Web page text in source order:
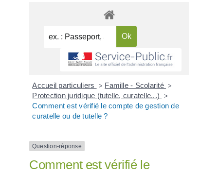
Accueil particuliers > Famille - Scolarité >
Protection juridique (tutelle, curatelle...) >
Comment est vérifié le compte de gestion de
curatelle ou de tutelle ?
Question-réponse
Comment est vérifié le